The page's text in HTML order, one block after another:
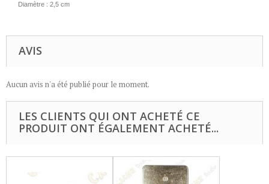
Diamètre : 2,5 cm
AVIS
Aucun avis n'a été publié pour le moment.
LES CLIENTS QUI ONT ACHETÉ CE
PRODUIT ONT ÉGALEMENT ACHETÉ...